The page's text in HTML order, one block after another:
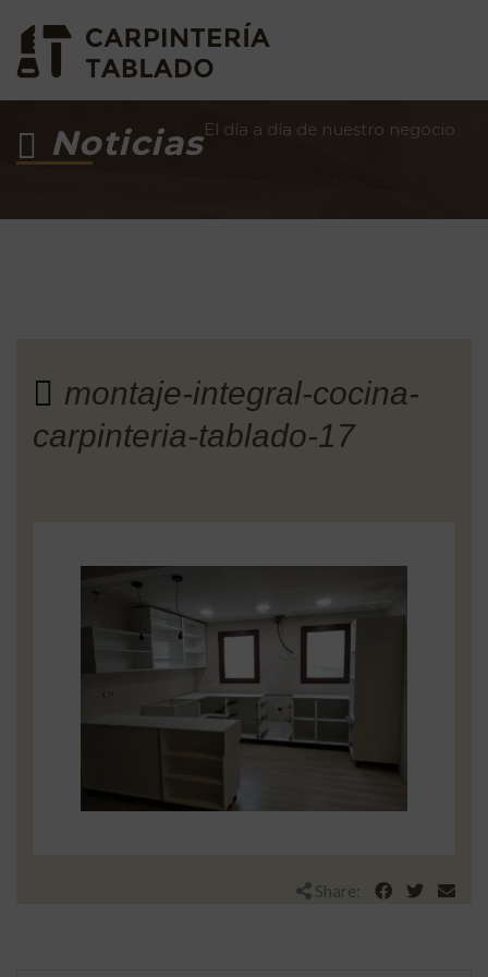
NoticiasEl día a día de nuestro negocio
montaje-integral-cocina-
carpinteria-tablado-17
Share: